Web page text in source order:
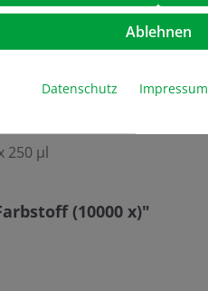
Färbung, Poststaining
ng RNA, 20 pg dsDNA
250 µl
(10000 x)"
Ablehnen
Datenschutz Impressum